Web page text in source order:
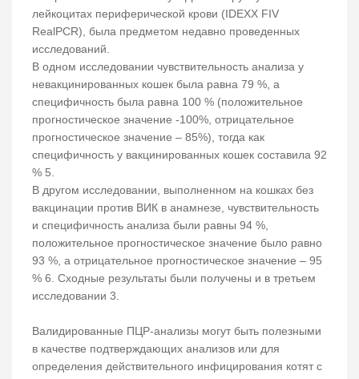
лейкоцитах периферической крови (IDEXX FIV
RealPCR), была предметом недавно проведенных
исследований.
В одном исследовании чувствительность анализа у
невакцинированных кошек была равна 79 %, а
специфичность была равна 100 % (положительное
прогностическое значение -100%, отрицательное
прогностическое значение – 85%), тогда как
специфичность у вакцинированных кошек составила 92
% 5.
В другом исследовании, выполненном на кошках без
вакцинации против ВИК в анамнезе, чувствительность
и специфичность анализа были равны 94 %,
положительное прогностическое значение было равно
93 %, а отрицательное прогностическое значение – 95
% 6. Сходные результаты были получены и в третьем
исследовании 3.
Валидированные ПЦР-анализы могут быть полезными
в качестве подтверждающих анализов или для
определения действительного инфицирования котят с